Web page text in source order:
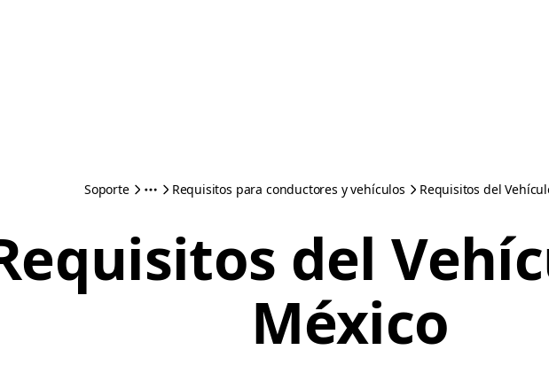
Soporte Requisitos para conductores y vehículos Requisitos del
del
México